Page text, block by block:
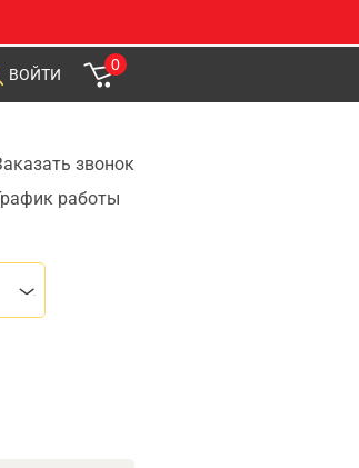
ВОЙТИ
0
звонок
работы